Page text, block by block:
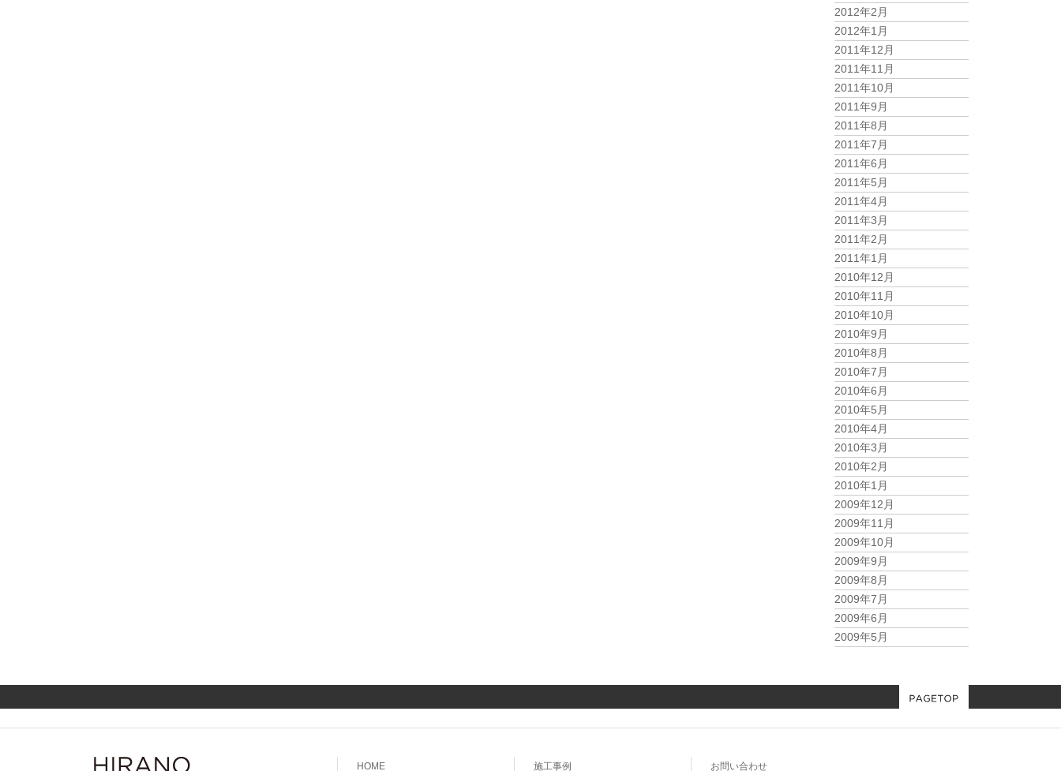
2012年2月
2012年1月
2011年12月
2011年11月
2011年10月
2011年9月
2011年8月
2011年7月
2011年6月
2011年5月
2011年4月
2011年3月
2011年2月
2011年1月
2010年12月
2010年11月
2010年10月
2010年9月
2010年8月
2010年7月
2010年6月
2010年5月
2010年4月
2010年3月
2010年2月
2010年1月
2009年12月
2009年11月
2009年10月
2009年9月
2009年8月
2009年7月
2009年6月
2009年5月
HOME 施工事例 お問い合わせ